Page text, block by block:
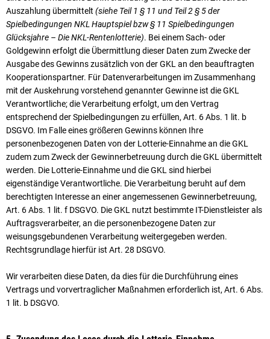
Auszahlung übermittelt (siehe Teil 1 § 11 und Teil 2 § 5 der
Spielbedingungen NKL Hauptspiel bzw § 11 Spielbedingungen
Glücksjahre – Die NKL-Rentenlotterie). Bei einem Sach- oder
Goldgewinn erfolgt die Übermittlung dieser Daten zum Zwecke der
Ausgabe des Gewinns zusätzlich von der GKL an den beauftragten
Kooperationspartner. Für Datenverarbeitungen im Zusammenhang
mit der Auskehrung vorstehend genannter Gewinne ist die GKL
Verantwortliche; die Verarbeitung erfolgt, um den Vertrag
entsprechend der Spielbedingungen zu erfüllen, Art. 6 Abs. 1 lit. b
DSGVO. Im Falle eines größeren Gewinns können Ihre
personenbezogenen Daten von der Lotterie-Einnahme an die GKL
zudem zum Zweck der Gewinnerbetreuung durch die GKL übermittelt
werden. Die Lotterie-Einnahme und die GKL sind hierbei
eigenständige Verantwortliche. Die Verarbeitung beruht auf dem
berechtigten Interesse an einer angemessenen Gewinnerbetreuung,
Art. 6 Abs. 1 lit. f DSGVO. Die GKL nutzt bestimmte IT-Dienstleister als
Auftragsverarbeiter, an die personenbezogene Daten zur
weisungsgebundenen Verarbeitung weitergegeben werden.
Rechtsgrundlage hierfür ist Art. 28 DSGVO.
Wir verarbeiten diese Daten, da dies für die Durchführung eines
Vertrags und vorvertraglicher Maßnahmen erforderlich ist, Art. 6 Abs.
1 lit. b DSGVO.